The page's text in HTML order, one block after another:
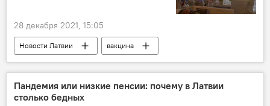
28 декабря 2021, 15:05
Новости Латвии
вакцина
коронавирус
Пандемия или низкие пенсии: почему в Латвии
столько бедных